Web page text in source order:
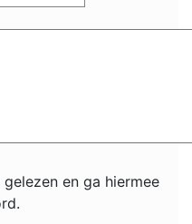
en ga hiermee